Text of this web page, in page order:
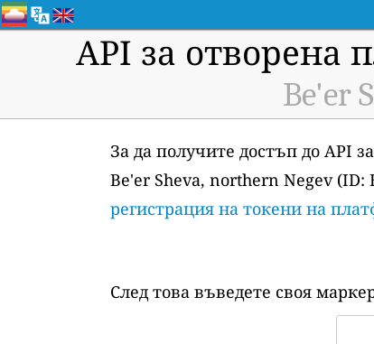
API за отворена
Be'er
За да получите достъп до API
Be'er Sheva, northern Negev (ID:
регистрация на токени на
След това въведете своя